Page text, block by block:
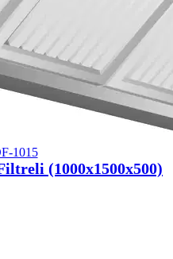
1015
(1000x1500x500)